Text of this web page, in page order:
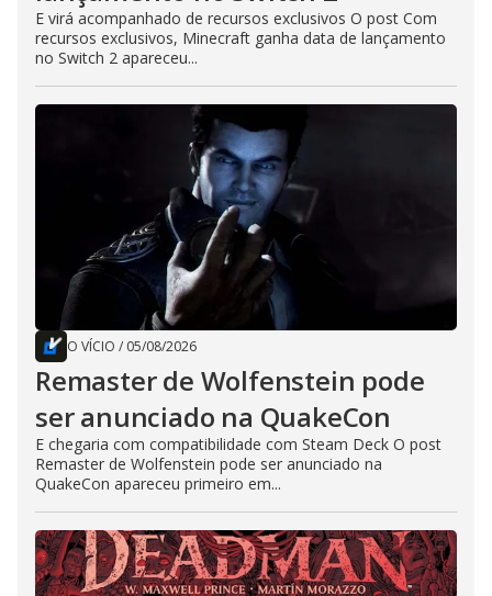
E virá acompanhado de recursos exclusivos O post Com
recursos exclusivos, Minecraft ganha data de lançamento
no Switch 2 apareceu...
O VÍCIO / 05/08/2026
Remaster de Wolfenstein pode
ser anunciado na QuakeCon
E chegaria com compatibilidade com Steam Deck O post
Remaster de Wolfenstein pode ser anunciado na
QuakeCon apareceu primeiro em...